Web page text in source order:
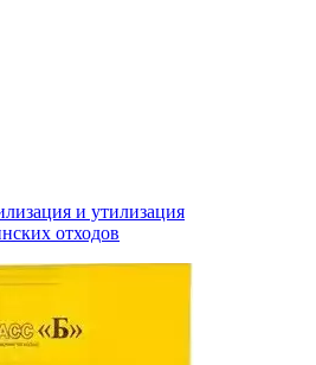
и утилизация
отходов